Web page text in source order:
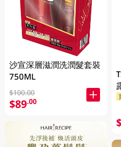
沙宣深層滋潤洗潤髮套裝
750ML
$100.00
$89.00